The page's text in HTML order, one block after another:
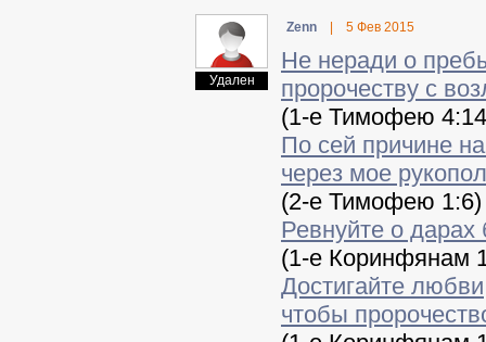
Удален
Zenn 5 Фев 2015
Не неради о
пророчеству с
(1-е Тимофею
По сей причине
через мое
(2-е Тимофею 1:6)
Ревнуйте о
(1-е Коринфянам
Достигайте
чтобы